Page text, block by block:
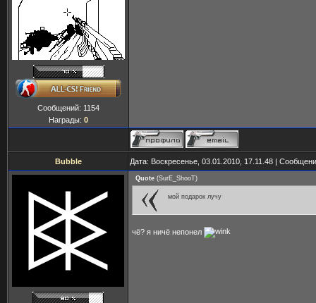
Сообщений: 1154
Награды: 0
Bubble Дата: Воскресенье, 03.01.2010, 17.11.48 |
Quote (SurE_ShooT)
мой подарок лучу
чё? я ничё непонел